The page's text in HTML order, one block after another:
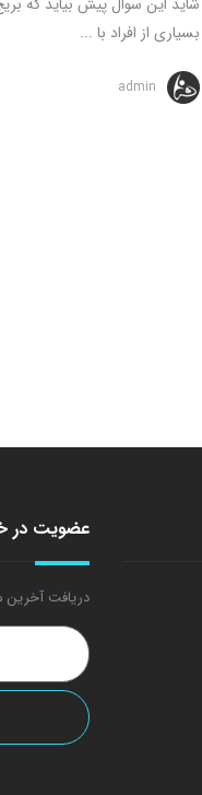
بسیاری از افراد با ...
admin
عضویت در
دریافت آخرین